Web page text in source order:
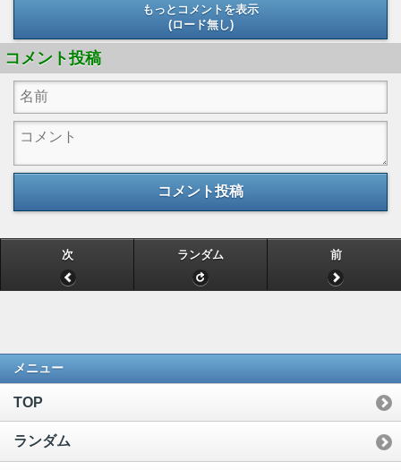
もっとコメントを表示
(ロード無し)
コメント投稿
コメント投稿
次 ランダム 前
メニュー
TOP
ランダム